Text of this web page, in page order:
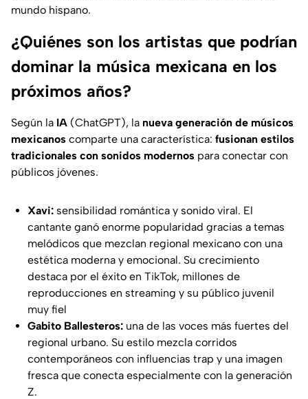
mundo hispano.
¿Quiénes son los artistas que podrían
dominar la música mexicana en los
próximos años?
Según la IA (ChatGPT), la nueva generación de músicos
mexicanos comparte una característica: fusionan estilos
tradicionales con sonidos modernos para conectar con
públicos jóvenes.
Xavi: sensibilidad romántica y sonido viral. El
cantante ganó enorme popularidad gracias a temas
melódicos que mezclan regional mexicano con una
estética moderna y emocional. Su crecimiento
destaca por el éxito en TikTok, millones de
reproducciones en streaming y su público juvenil
muy fiel
Gabito Ballesteros: una de las voces más fuertes del
regional urbano. Su estilo mezcla corridos
contemporáneos con influencias trap y una imagen
fresca que conecta especialmente con la generación
Z.